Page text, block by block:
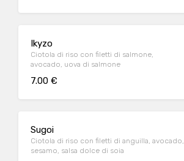
Ikyzo
Ciotola di riso con filetti di salmone,
avocado, uova di salmone
7.00 €
Sugoi
Ciotola di riso con filetti di anguilla, avocado,
sesamo, salsa dolce di soia